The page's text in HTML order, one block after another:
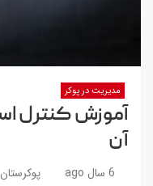
مدیریت در پوکر
آموزش کنترل
آن
6 سال ago پوکرستان